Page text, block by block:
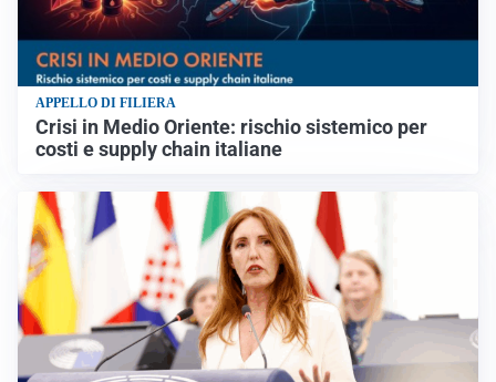
APPELLO DI FILIERA
Crisi in Medio Oriente: rischio sistemico per
costi e supply chain italiane